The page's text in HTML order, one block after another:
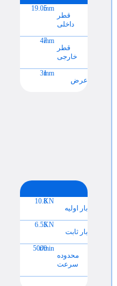
قطر
داخلی
mm
19.05
قطر
خارجی
mm
47
عرض
mm
31
بار اولیه
KN
10.8
بار ثابت
KN
6.55
محدوده
سرعت
r/min
5000